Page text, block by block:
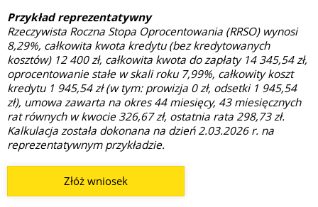
Przykład reprezentatywny
Rzeczywista Roczna Stopa Oprocentowania (RRSO) wynosi
8,29%, całkowita kwota kredytu (bez kredytowanych
kosztów) 12 400 zł, całkowita kwota do zapłaty 14 345,54 zł,
oprocentowanie stałe w skali roku 7,99%, całkowity koszt
kredytu 1 945,54 zł (w tym: prowizja 0 zł, odsetki 1 945,54
zł), umowa zawarta na okres 44 miesięcy, 43 miesięcznych
rat równych w kwocie 326,67 zł, ostatnia rata 298,73 zł.
Kalkulacja została dokonana na dzień 2.03.2026 r. na
reprezentatywnym przykładzie.
Złóż wniosek